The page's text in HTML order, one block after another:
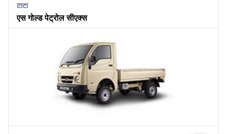
टाटा
एस गोल्ड पेट्रोल सीएक्स